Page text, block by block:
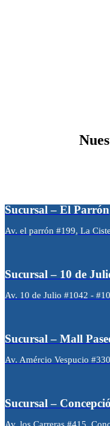
Sucursal – El Parrón
Av. el parrón #199, La
Sucursal – 10 de
Av. 10 de Julio #1042 -
Sucursal – Mall
Av. Amércio Vespucio
Sucursal –